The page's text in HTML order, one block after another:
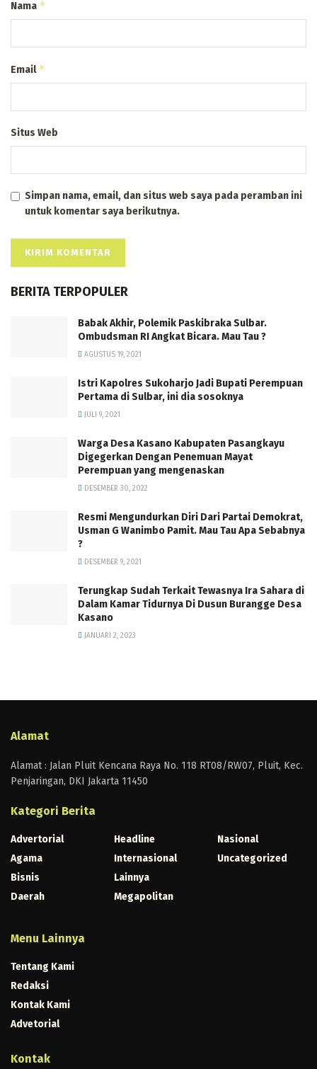
Nama *
Email*
Situs Web
Simpan nama, email, dan situs web saya pada peramban ini
untuk komentar saya berikutnya.
BERITA TERPOPULER
Babak Akhir, Polemik Paskibraka Sulbar.
Ombudsman RI Angkat Bicara. Mau Tau ?
AGUSTUS 19, 2021
Istri Kapolres Sukoharjo Jadi Bupati Perempuan
Pertama di Sulbar, ini dia sosoknya
JULI 9, 2021
Warga Desa Kasano Kabupaten Pasangkayu
Digegerkan Dengan Penemuan Mayat
Perempuan yang mengenaskan
DESEMBER 30, 2022
Resmi Mengundurkan Diri Dari Partai Demokrat,
Usman G Wanimbo Pamit. Mau Tau Apa Sebabnya
?
DESEMBER 9, 2021
Terungkap Sudah Terkait Tewasnya Ira Sahara di
Dalam Kamar Tidurnya Di Dusun Burangge Desa
Kasano
JANUARI 2, 2023
Alamat
Alamat : Jalan Pluit Kencana Raya No. 118 RT08/RW07, Pluit, Kec.
Penjaringan, DKI Jakarta 11450
Kategori Berita
Advertorial
Agama
Bisnis
Daerah
Headline
Internasional
Lainnya
Megapolitan
Nasional
Uncategorized
Menu Lainnya
Tentang Kami
Redaksi
Kontak Kami
Advetorial
Kontak